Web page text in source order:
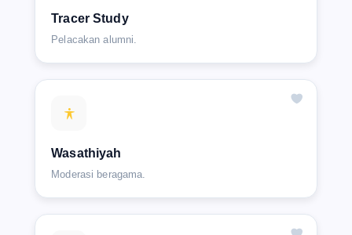
Tracer Study
Pelacakan alumni.
Wasathiyah
Moderasi beragama.